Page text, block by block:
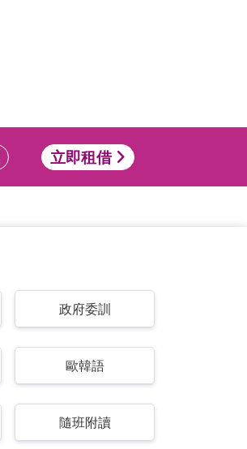
立即租借
政府委訓
歐韓語
隨班附讀